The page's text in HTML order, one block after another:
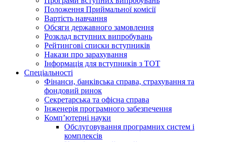
Положення Приймальної комісії
Вартість навчання
Обсяги державного замовлення
Розклад вступних випробувань
Рейтингові списки вступників
Накази про зарахування
Інформація для вступників з ТОТ
Спеціальності
Фінанси, банківська справа, страхування та
фондовий ринок
Секретарська та офісна справа
Інженерія програмного забезпечення
Комп’ютерні науки
Обслуговування програмних систем і
комплексів